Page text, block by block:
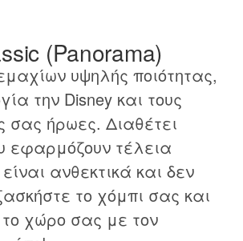
(Panorama)
υψηλής ποιότητας,
την Disney και τους
σας ήρωες. Διαθέτει
εφαρμόζουν τέλεια
ανθεκτικά και δεν
το χόμπι σας και
χώρο σας με τον